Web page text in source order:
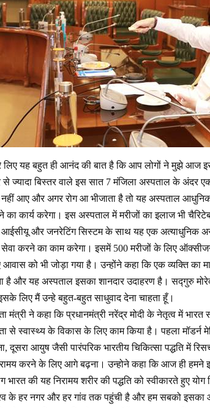
लिए यह बहुत ही आनंद की बात है कि आप लोगों ने मुझे आज
से ज्यादा बिस्तर वाले इस सात 7 मंजिला अस्पताल के अंदर
आए और अगर रोग आ भीजाता है तो यह अस्पताल आधुनिक
का कार्य करेगा। इस अस्पताल में मरीजों का इलाज भी
और जनरेटिंग सिस्टम के साथ यह एक अत्याधुनिक
करने का काम करेगा। इसमें 500 मरीजों के लिए
आवास को भी जोड़ा गया है। उन्होंने कहा कि एक व्यक्ति का
है और यह अस्पताल इसका शानदार उदाहरण है। सद्गुरु
लिए मैं उन्हे बहुत-बहुत साधुवाद देना चाहता हूँ।
मंत्री ने कहा कि प्रधानमंत्री नरेंद्र मोदी के नेतृत्व में
से स्वास्थ्य के विकास के लिए काम किया है। पहला
दूसरा आयुष जैसी पारंपरिक भारतीय चिकित्सा पद्धति में
करने के लिए आगे बढ़ना। उन्होने कहा कि आज ही हमने
भारत की यह निरामय शरीर की पद्धति को स्वीकारते हुए
के हर नगर और हर गांव तक पहुंची है और हम सबको इसका